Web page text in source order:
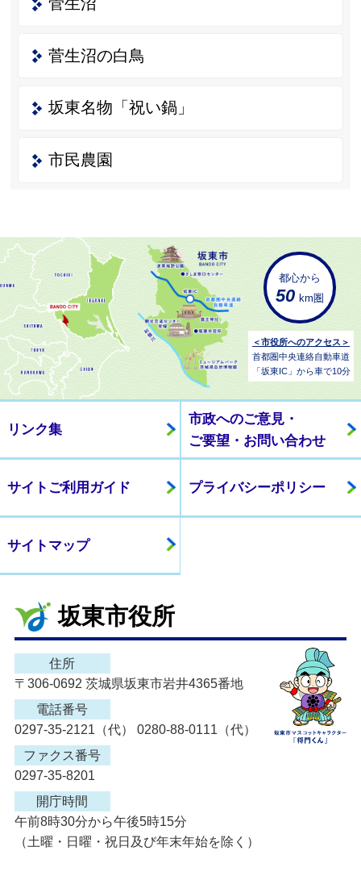
菅生沼の白鳥
坂東名物「祝い鍋」
市民農園
都心から
50 km圏
＜市役所へのアクセス＞
首都圏中央連絡自動車道
「坂東IC」から車で10分
リンク集
市政へのご意見・
ご要望・お問い合わせ
サイトご利用ガイド プライバシーポリシー
サイトマップ
坂東市役所
住所
〒306-0692 茨城県坂東市岩井4365番地
電話番号
0297-35-2121（代） 0280-88-0111（代）
ファクス番号
0297-35-8201
開庁時間
午前8時30分から午後5時15分
（土曜・日曜・祝日及び年末年始を除く）